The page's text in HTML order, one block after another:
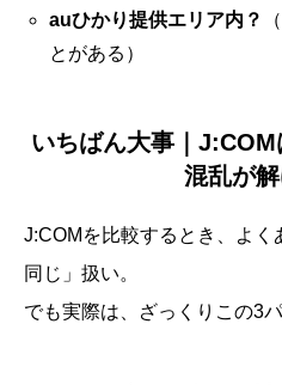
auひかり提供エリア内？
とがある）
いちばん大事｜
混乱が解
J:COMを比較するとき、よく
同じ」扱い。
でも実際は、ざっくりこの3